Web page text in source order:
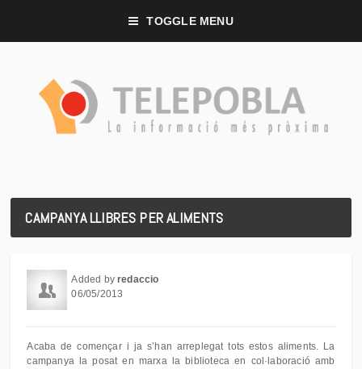
TOGGLE MENU
CAMPANYA LLIBRES PER ALIMENTS
Added byredaccio
06/05/2013
Acaba de començar i ja s’han arreplegat tots estos aliments. La
campanya la posat en marxa la biblioteca en col·laboració amb